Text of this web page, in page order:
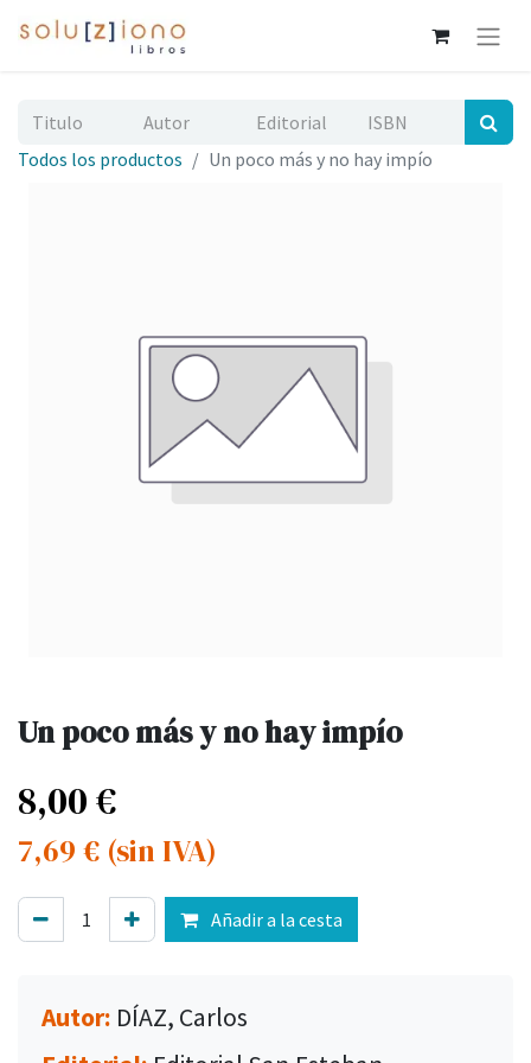
Todos los productos Un poco más y no hay impío
Un poco más y no hay impío
8,00€
7,69 € (sin IVA)
Añadir a la cesta
Autor: DÍAZ, Carlos